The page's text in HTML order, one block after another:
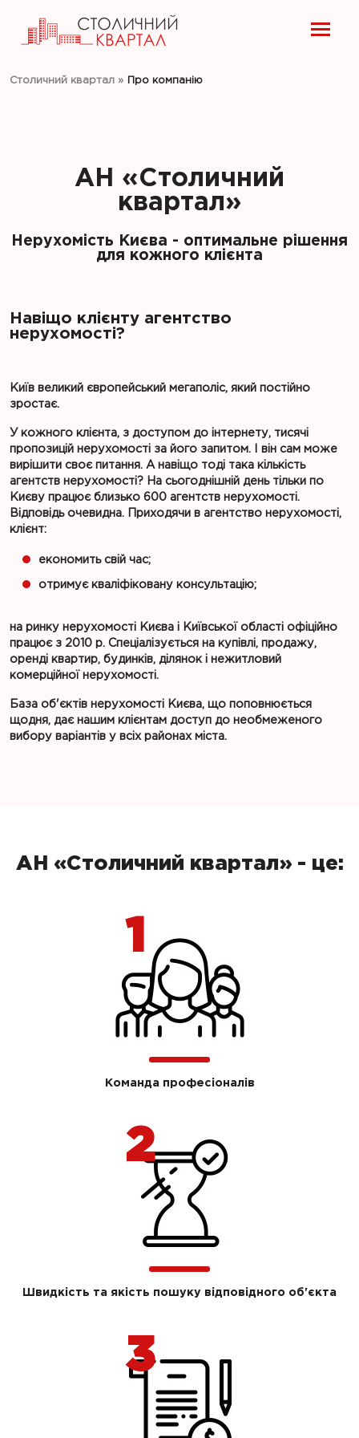
Столичний квартал » Про компанію
АН «Столичний
квартал»
Нерухомість Києва - оптимальне рішення
для кожного клієнта
Навіщо клієнту агентство
нерухомості?
Київ великий європейський мегаполіс, який постійно
зростає.
У кожного клієнта, з доступом до інтернету, тисячі
пропозицій нерухомості за його запитом. І він сам може
вирішити своє питання. А навіщо тоді така кількість
агентств нерухомості? На сьогоднішній день тільки по
Києву працює близько 600 агентств нерухомості.
Відповідь очевидна. Приходячи в агентство нерухомості,
клієнт:
економить свій час;
отримує кваліфіковану консультацію;
на ринку нерухомості Києва і Київської області офіційно
працює з 2010 р. Спеціалізується на купівлі, продажу,
оренді квартир, будинків, ділянок і нежитловий
комерційної нерухомості.
База об'єктів нерухомості Києва, що поповнюється
щодня, дає нашим клієнтам доступ до необмеженого
вибору варіантів у всіх районах міста.
АН «Столичний квартал» - це:
Команда професіоналів
Швидкість та якість пошуку відповідного об'єкта